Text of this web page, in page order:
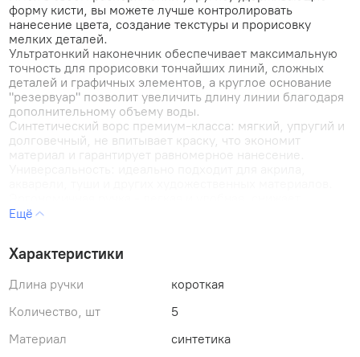
форму кисти, вы можете лучше контролировать
нанесение цвета, создание текстуры и прорисовку
мелких деталей.
Ультратонкий наконечник обеспечивает максимальную
точность для прорисовки тончайших линий, сложных
деталей и графичных элементов, а круглое основание
"резервуар" позволит увеличить длину линии благодаря
дополнительному объему воды.
Синтетический ворс премиум-класса: мягкий, упругий и
долговечный, не впитывает краску, что экономит
материал и гарантирует равномерное нанесение.
усталость при длительной работе.
Сделайте каждый штрих идеальным!
Длина ручки: короткая, 18.8 см
Форма кисти: лайнер
Характеристики
Длина ручки
короткая
Количество, шт
5
Материал
синтетика